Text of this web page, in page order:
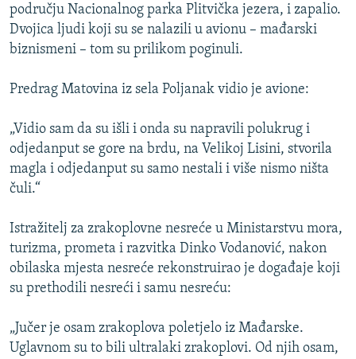
INFOGRAFIKE
KINA NA BALKANU
RSE PRIČE IZ SVIJETA
DNEVNO@RSE
SPECIJALI RSE
VIŠE OD NASLOVA
GENOCID U SREBRENICI
TV LIBERTY
POST SCRIPTUM
MOJA EVROPA
TRI DECENIJE OD RATA U BIH
SVE KARTE DEJTONA
PRATITE NAS
Sve RFE/RL stranice
području Nacionalnog parka Plitvička jezera, i zapalio.
Dvojica ljudi koji su se nalazili u avionu – mađarski
biznismeni – tom su prilikom poginuli.
Predrag Matovina iz sela Poljanak vidio je avione:
„Vidio sam da su išli i onda su napravili polukrug i
odjedanput se gore na brdu, na Velikoj Lisini, stvorila
magla i odjedanput su samo nestali i više nismo ništa
čuli.“
Istražitelj za zrakoplovne nesreće u Ministarstvu mora,
turizma, prometa i razvitka Dinko Vodanović, nakon
obilaska mjesta nesreće rekonstruirao je događaje koji
su prethodili nesreći i samu nesreću:
„Jučer je osam zrakoplova poletjelo iz Mađarske.
Uglavnom su to bili ultralaki zrakoplovi. Od njih osam,